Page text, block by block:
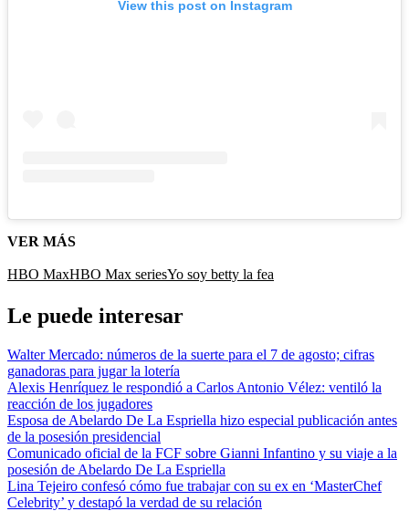
View this post on Instagram
VER MÁS
HBO MaxHBO Max seriesYo soy betty la fea
Le puede interesar
Walter Mercado: números de la suerte para el 7 de agosto; cifras
ganadoras para jugar la lotería
Alexis Henríquez le respondió a Carlos Antonio Vélez: ventiló la
reacción de los jugadores
Esposa de Abelardo De La Espriella hizo especial publicación antes
de la posesión presidencial
Comunicado oficial de la FCF sobre Gianni Infantino y su viaje a la
posesión de Abelardo De La Espriella
Lina Tejeiro confesó cómo fue trabajar con su ex en ‘MasterChef
Celebrity’ y destapó la verdad de su relación